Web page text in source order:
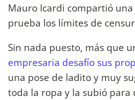
Mauro Icardi compartió
prueba los límites de
Sin nada puesto, más que
empresaria desafío sus
una pose de ladito y muy
toda la ropa y la subió para